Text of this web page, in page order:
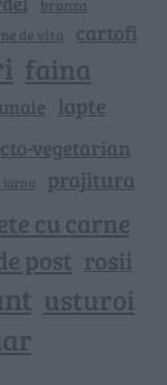
branza
de vita cartofi
faina
lapte
vegetarian
iarna prajitura
cu carne
post rosii
usturoi